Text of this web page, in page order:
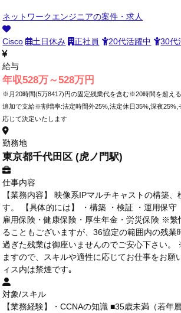
ネットワークエンジニアの案件・求人
Cisco 土日休み 正社員 20代活躍中 30代
給与
年収528万～528万円
※月20時間(5万8417)円の固定残業代を含む※20時間を超え
追加で支給※割増率:法定時間外25%,法定休日35%,深夜
応じて決定いたします
勤務地
東京都千代田区 (虎ノ門駅)
仕事内容
【業務内容】 映像系IPマルチキャストの構築
す。 【具体的には】 ・構築 ・検証 ・運用保
雇用保険・健康保険・厚生年金・労災保険 ※繁
ることもございますが、36協定の範囲内の残業
過ぎた残業は御座いませんのでご安心下さい。
ますので、スキルや適性に応じてお仕事をお
ィス内は禁煙です｡
対象/スキル
【業務経験】・CCNAの知識 ■35歳未満（若年